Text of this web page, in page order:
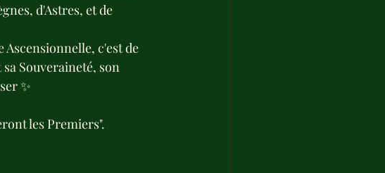
d'Astres, et de
Ascensionnelle, c'est de
Souveraineté, son
✨
les Premiers".